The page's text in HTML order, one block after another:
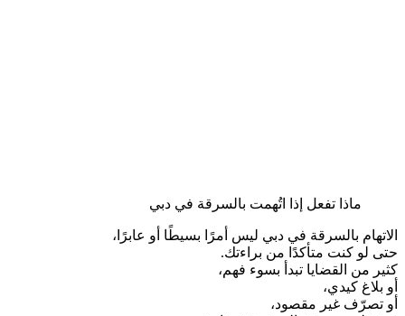
ماذا تفعل إذا اتُهمت بالسرقة في دبي
الاتهام بالسرقة في دبي ليس أمرًا بسيطًا أو عابرًا،
حتى لو كنت متأكدًا من براءتك.
كثير من القضايا تبدأ بسوء فهم،
أو بلاغ كيدي،
أو تصرّف غير مقصود،